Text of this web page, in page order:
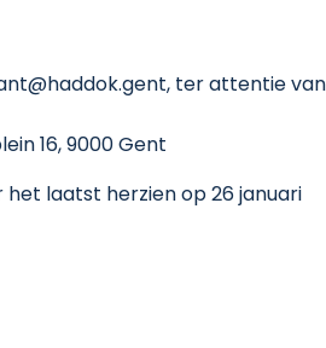
ter attentie van
16, 9000 Gent
het laatst herzien op 26 januari